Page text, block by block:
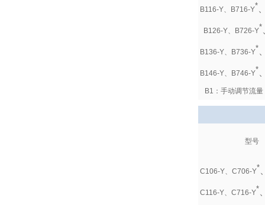
B116-Y、B716-Y*
B126-Y、 B726-Y*
B136-Y、B736-Y*
B146-Y、B746-Y*
B1：手动调节流
型号
C106-Y、C706-Y*
C116-Y、C716-Y*